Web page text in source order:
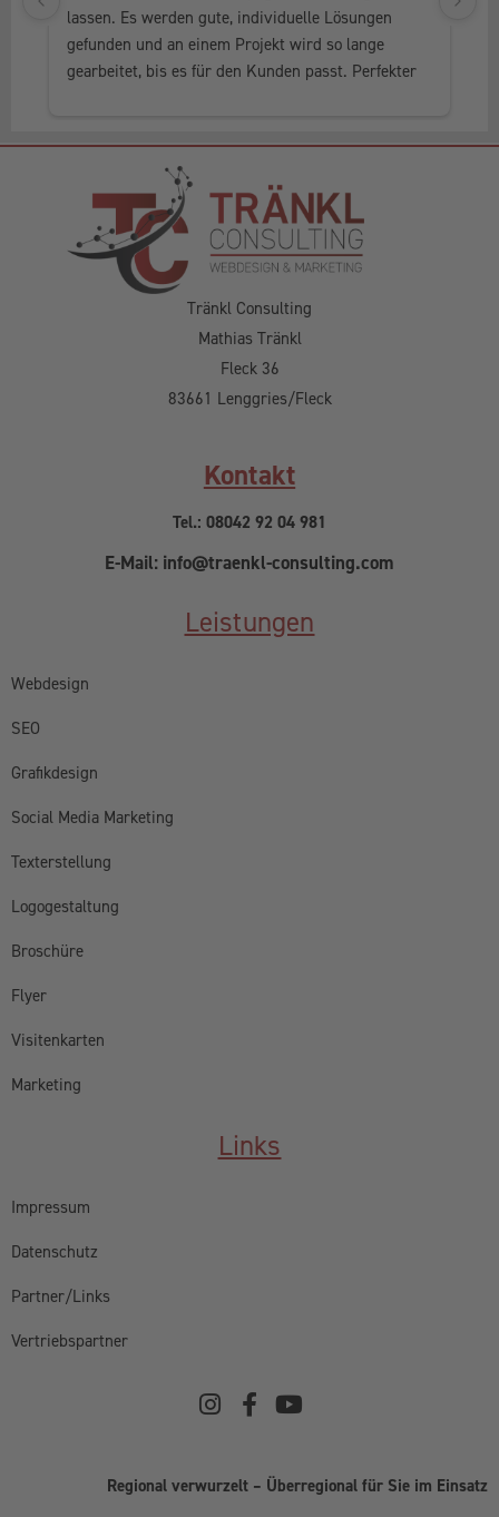
lassen. Es werden gute, individuelle Lösungen
gefunden und an einem Projekt wird so lange
gearbeitet, bis es für den Kunden passt. Perfekter
Tränkl Consulting
Mathias Tränkl
Fleck 36
83661 Lenggries/Fleck
Kontakt
Tel.: 08042 92 04 981
E-Mail: info@traenkl-consulting.com
Leistungen
Webdesign
SEO
Grafikdesign
Social Media Marketing
Texterstellung
Logogestaltung
Broschüre
Flyer
Visitenkarten
Marketing
Links
Impressum
Datenschutz
Partner/Links
Vertriebspartner
Regional verwurzelt – Überregional für Sie im Einsatz